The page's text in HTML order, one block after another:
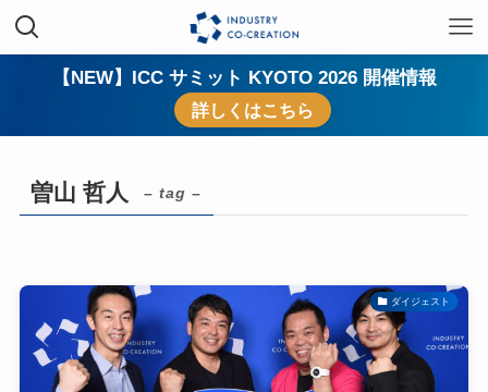
【NEW】ICC サミット KYOTO 2026 開催情報
詳しくはこちら
曽山 哲人 – tag –
ダイジェスト